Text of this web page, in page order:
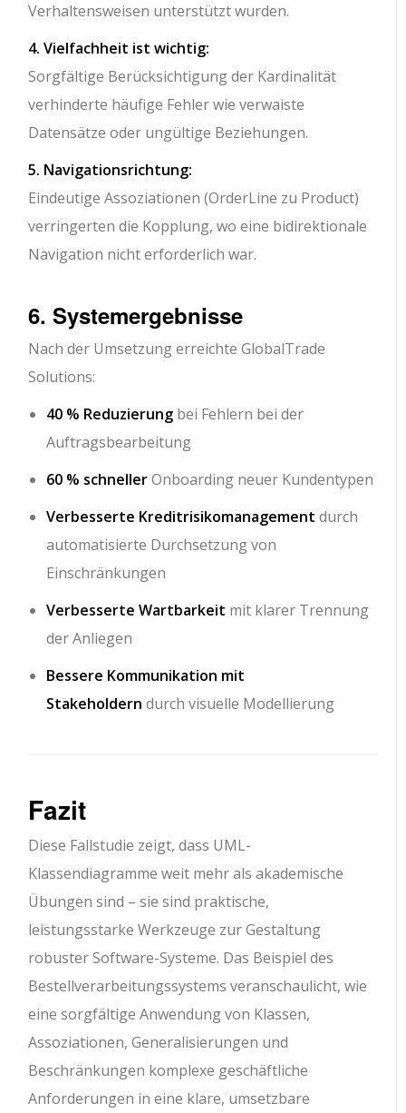
Verhaltensweisen unterstützt wurden.
4. Vielfachheit ist wichtig:
Sorgfältige Berücksichtigung der Kardinalität
verhinderte häufige Fehler wie verwaiste
Datensätze oder ungültige Beziehungen.
5. Navigationsrichtung:
Eindeutige Assoziationen (OrderLine zu Product)
verringerten die Kopplung, wo eine bidirektionale
Navigation nicht erforderlich war.
6. Systemergebnisse
Nach der Umsetzung erreichte GlobalTrade
Solutions:
40 % Reduzierung bei Fehlern bei der
Auftragsbearbeitung
60 % schnellerOnboarding neuer Kundentypen
Verbesserte Kreditrisikomanagement durch
automatisierte Durchsetzung von
Einschränkungen
Verbesserte Wartbarkeit mit klarer Trennung
der Anliegen
Bessere Kommunikation mit
Stakeholdern durch visuelle Modellierung
Fazit
Diese Fallstudie zeigt, dass UML-
Klassendiagramme weit mehr als akademische
Übungen sind – sie sind praktische,
leistungsstarke Werkzeuge zur Gestaltung
robuster Software-Systeme. Das Beispiel des
Bestellverarbeitungssystems veranschaulicht, wie
eine sorgfältige Anwendung von Klassen,
Assoziationen, Generalisierungen und
Beschränkungen komplexe geschäftliche
Anforderungen in eine klare, umsetzbare